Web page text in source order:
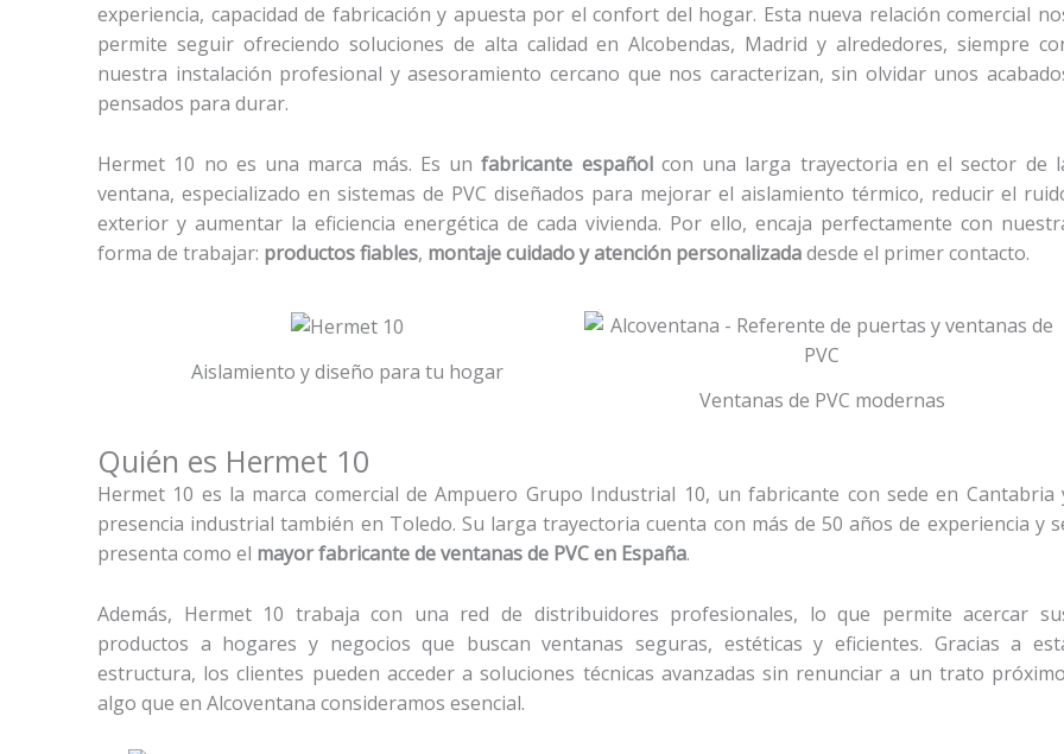
experiencia, capacidad de fabricación y apuesta por el confort del hogar. Esta nueva relación comercial
permite seguir ofreciendo soluciones de alta calidad en Alcobendas, Madrid y alrededores, siempre
nuestra instalación profesional y asesoramiento cercano que nos caracterizan, sin olvidar unos
pensados para durar.
Hermet 10 no es una marca más. Es unfabricante españolcon una larga trayectoria en el sector de
ventana, especializado en sistemas de PVC diseñados para mejorar el aislamiento térmico, reducir el
exterior y aumentar la eficiencia energética de cada vivienda. Por ello, encaja perfectamente con
forma de trabajar: productos fiables, montaje cuidado y atención personalizadadesde el primer contacto.
Aislamiento y diseño para tu hogar
Ventanas de PVC modernas
Quién es Hermet 10
Hermet 10 es la marca comercial de Ampuero Grupo Industrial 10, un fabricante con sede en Cantabria
presencia industrial también en Toledo. Su larga trayectoria cuenta con más de 50 años de experiencia y
presenta como el mayor fabricante de ventanas de PVC en España.
Además, Hermet 10 trabaja con una red de distribuidores profesionales, lo que permite acercar
productos a hogares y negocios que buscan ventanas seguras, estéticas y eficientes. Gracias a
estructura, los clientes pueden acceder a soluciones técnicas avanzadas sin renunciar a un trato
algo que en Alcoventana consideramos esencial.